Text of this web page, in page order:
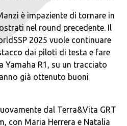
è impaziente di tornare in
nel round precedente. Il
2025 vuole continuare
dai piloti di testa e fare
Yamaha R1, su un tracciato
già ottenuto buoni
dal Terra&Vita GRT
con Maria Herrera e Natalia